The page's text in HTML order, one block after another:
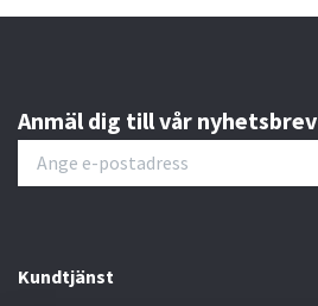
Anmäl dig till vår nyhetsbrev
Kundtjänst